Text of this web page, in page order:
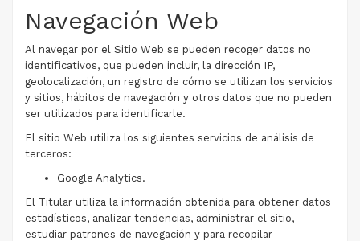
Navegación Web
Al navegar por el Sitio Web se pueden recoger datos no
identificativos, que pueden incluir, la dirección IP,
geolocalización, un registro de cómo se utilizan los servicios
y sitios, hábitos de navegación y otros datos que no pueden
ser utilizados para identificarle.
El sitio Web utiliza los siguientes servicios de análisis de
terceros:
Google Analytics.
El Titular utiliza la información obtenida para obtener datos
estadísticos, analizar tendencias, administrar el sitio,
estudiar patrones de navegación y para recopilar